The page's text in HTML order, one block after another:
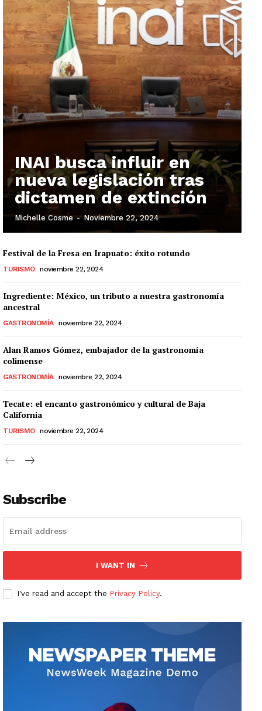
INAI busca influir en
nueva legislación tras
dictamen de extinción
Michelle Cosme - Noviembre 22, 2024
Festival de la Fresa en Irapuato: éxito rotundo
TURISMO noviembre 22, 2024
Ingrediente: México, un tributo a nuestra gastronomía
ancestral
GASTRONOMÍA noviembre 22, 2024
Alan Ramos Gómez, embajador de la gastronomía
colimense
GASTRONOMÍA noviembre 22, 2024
Tecate: el encanto gastronómico y cultural de Baja
California
TURISMO noviembre 22, 2024
Subscribe
I WANT IN
I've read and accept the Privacy Policy.